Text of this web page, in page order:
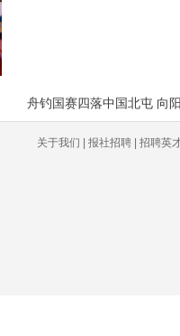
舟钓国赛四落中国北屯 向
关于我们 | 报社招聘 | 招聘英